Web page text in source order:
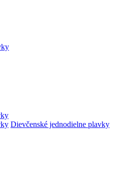
Dievčenské jednodielne plavky